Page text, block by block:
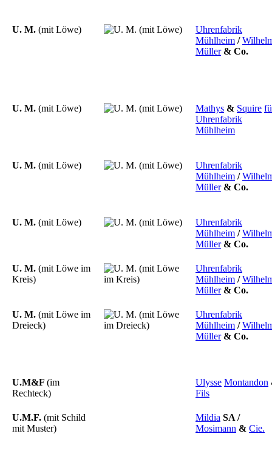
U. M. (mit Löwe)
Uhrenfabrik
Mühlheim /
Müller & Co.
U. M. (mit Löwe) Mathys & Squire
Uhrenfabrik
Mühlheim
U. M. (mit Löwe)
Uhrenfabrik
Mühlheim /
Müller & Co.
U. M. (mit Löwe)
Uhrenfabrik
Mühlheim /
Müller & Co.
U. M. (mit Löwe im
Kreis)
Uhrenfabrik
Mühlheim /
Müller & Co.
U. M. (mit Löwe im
Dreieck)
Uhrenfabrik
Mühlheim /
Müller & Co.
U.M&F (im
Rechteck)
Ulysse Montandon
Fils
U.M.F. (mit Schild
mit Muster)
Mildia SA /
Mosimann & Cie.